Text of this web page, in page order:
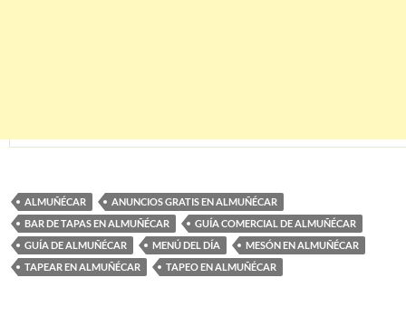
ALMUÑÉCAR
ANUNCIOS GRATIS EN ALMUÑÉCAR
BAR DE TAPAS EN ALMUÑÉCAR
GUÍA COMERCIAL DE ALMUÑÉCAR
GUÍA DE ALMUÑÉCAR
MENÚ DEL DÍA
MESÓN EN ALMUÑÉCAR
TAPEAR EN ALMUÑÉCAR
TAPEO EN ALMUÑÉCAR